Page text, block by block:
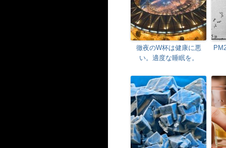
徹夜のW杯は健康に悪
い。適度な睡眠を。